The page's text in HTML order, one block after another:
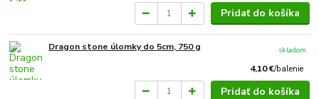
Pridať do košíka
Dragon stone úlomky do 5cm, 750 g
4,10 €/balenie
skladom
Pridať do košíka